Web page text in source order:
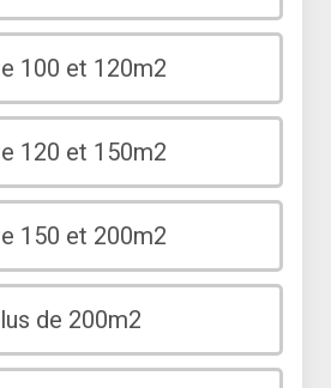
100 et 120m2
120 et 150m2
150 et 200m2
de 200m2